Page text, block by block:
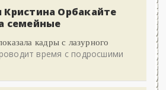
Орбакайте
семейные
кадры с лазурного
время с подросшими